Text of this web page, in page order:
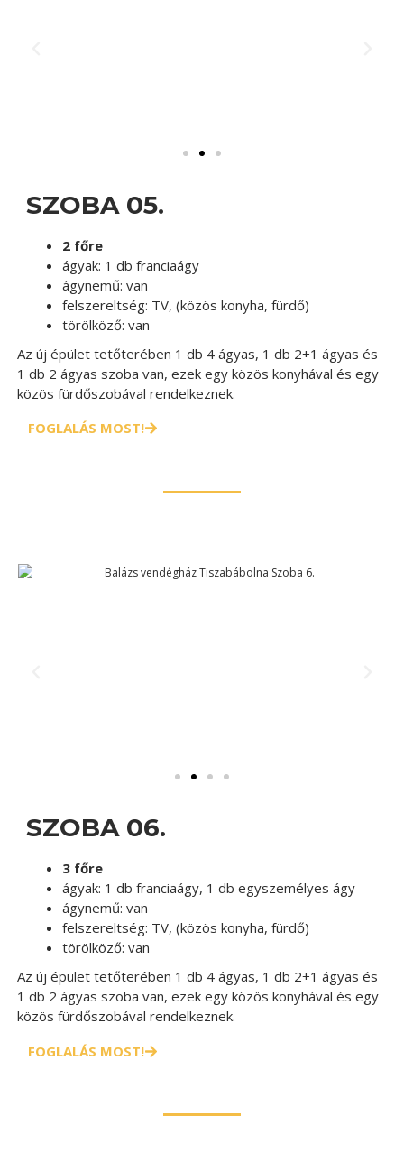
SZOBA 05.
2 főre
ágyak: 1 db franciaágy
ágynemű: van
felszereltség: TV, (közös konyha, fürdő)
törölköző: van
Az új épület tetőterében 1 db 4 ágyas, 1 db 2+1 ágyas és
1 db 2 ágyas szoba van, ezek egy közös konyhával és egy
közös fürdőszobával rendelkeznek.
FOGLALÁS MOST!
SZOBA 06.
3 főre
ágyak: 1 db franciaágy, 1 db egyszemélyes ágy
ágynemű: van
felszereltség: TV, (közös konyha, fürdő)
törölköző: van
Az új épület tetőterében 1 db 4 ágyas, 1 db 2+1 ágyas és
1 db 2 ágyas szoba van, ezek egy közös konyhával és egy
közös fürdőszobával rendelkeznek.
FOGLALÁS MOST!